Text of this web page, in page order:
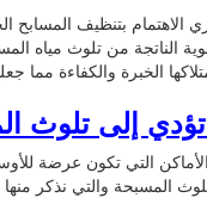
الاهتمام بتنظيف المسابح
الناتجة من تلوث مياه
الخبرة والكفاءة
إلى تلوث
التي تكون عرضة
المسبحة والتي نذكر